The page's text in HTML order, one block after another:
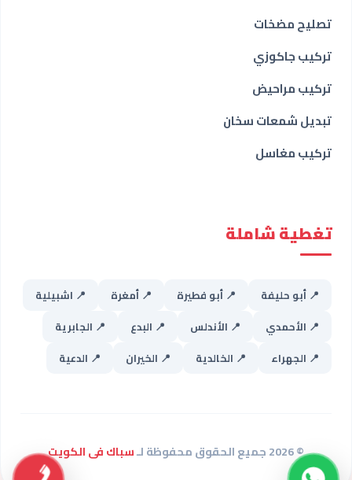
تصليح مضخات
تركيب جاكوزي
تركيب مراحيض
تبديل شمعات سخان
تركيب مغاسل
تغطية شاملة
📍 أبو حليفة 📍 أبو فطيرة 📍 أمغرة
📍 اشبيلية
📍 الأحمدي
📍 الأندلس 📍 البدع
📍 الجابرية
📍 الجهراء
📍 الخالدية 📍 الخيران 📍 الدعية
© 2026 جميع الحقوق محفوظة لـ سباك فى الكويت